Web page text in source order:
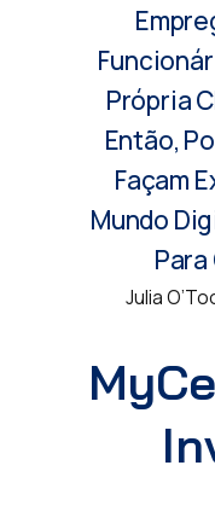
Própria
Então,
Façam
Mundo
Julia